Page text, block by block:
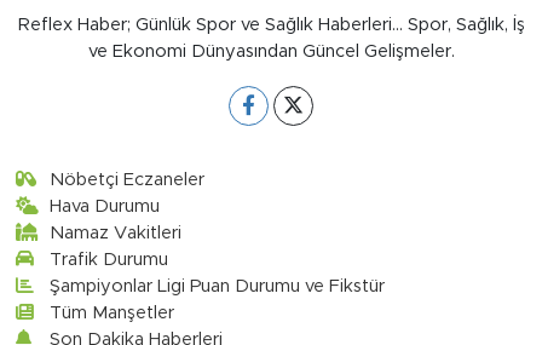
Reflex Haber; Günlük Spor ve Sağlık Haberleri... Spor, Sağlık, İş
ve Ekonomi Dünyasından Güncel Gelişmeler.
Nöbetçi Eczaneler
Hava Durumu
Namaz Vakitleri
Trafik Durumu
Şampiyonlar Ligi Puan Durumu ve Fikstür
Tüm Manşetler
Son Dakika Haberleri